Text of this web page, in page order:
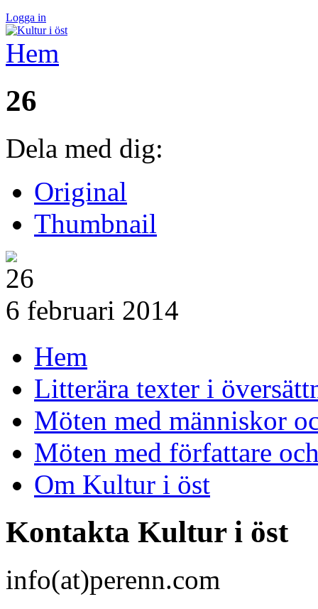
Logga in
Hem
26
Dela med dig:
Original
Thumbnail
6 februari 2014
Hem
Litterära texter i
Möten med människor
Möten med författare
Om Kultur i öst
Kontakta Kultur i öst
info(at)perenn.com